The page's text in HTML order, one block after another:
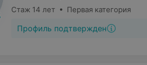
Стаж 14 лет • Первая категория
Профиль подтвержден